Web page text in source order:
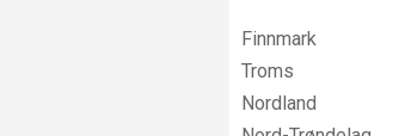
Finnmark
Troms
Nordland